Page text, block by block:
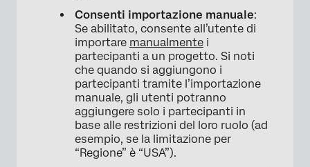
Consenti importazione manuale:
Se abilitato, consente all’utente di
importare manualmente i
partecipanti a un progetto. Si noti
che quando si aggiungono i
partecipanti tramite l’importazione
manuale, gli utenti potranno
aggiungere solo i partecipanti in
base alle restrizioni del loro ruolo (ad
esempio, se la limitazione per
“Regione” è “USA”).